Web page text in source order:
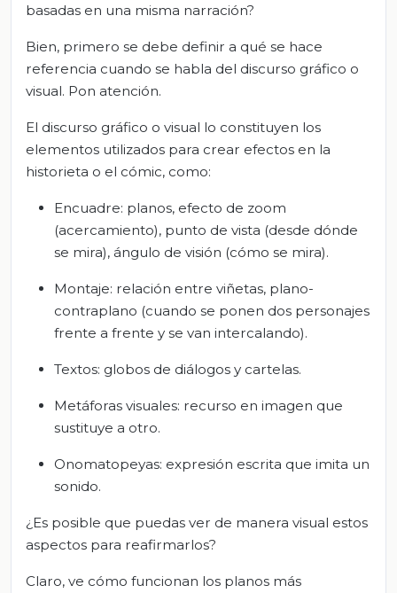
basadas en una misma narración?
Bien, primero se debe definir a qué se hace
referencia cuando se habla del discurso gráfico o
visual. Pon atención.
El discurso gráfico o visual lo constituyen los
elementos utilizados para crear efectos en la
historieta o el cómic, como:
Encuadre: planos, efecto de zoom
(acercamiento), punto de vista (desde dónde
se mira), ángulo de visión (cómo se mira).
Montaje: relación entre viñetas, plano-
contraplano (cuando se ponen dos personajes
frente a frente y se van intercalando).
Textos: globos de diálogos y cartelas.
Metáforas visuales: recurso en imagen que
sustituye a otro.
Onomatopeyas: expresión escrita que imita un
sonido.
¿Es posible que puedas ver de manera visual estos
aspectos para reafirmarlos?
Claro, ve cómo funcionan los planos más